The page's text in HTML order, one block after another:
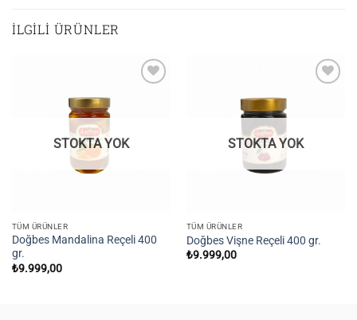
İLGILI ÜRÜNLER
STOKTA YOK
TÜM ÜRÜNLER
Doğbes Mandalina Reçeli 400
gr.
₺9.999,00
STOKTA YOK
TÜM ÜRÜNLER
Doğbes Vişne Reçeli 400 gr.
₺9.999,00